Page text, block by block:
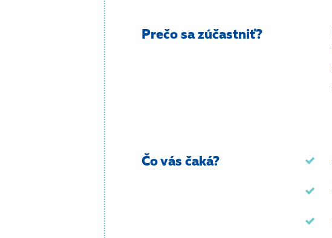
Prečo sa zúčastniť?
Čo vás čaká?